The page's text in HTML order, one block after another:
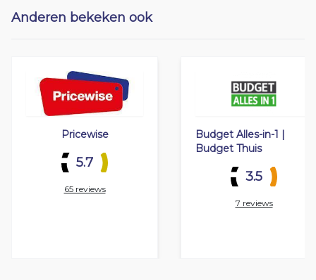
Anderen bekeken ook
Pricewise
5.7
65 reviews
Budget Alles-in-1 |
Budget Thuis
3.5
7 reviews